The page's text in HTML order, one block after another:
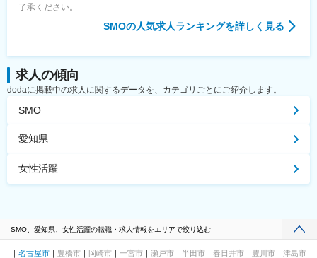
了承ください。
SMOの人気求人ランキングを詳しく見る
求人の傾向
dodaに掲載中の求人に関するデータを、カテゴリごとにご紹介します。
SMO
愛知県
女性活躍
SMO、愛知県、女性活躍の転職・求人情報をエリアで絞り込む
名古屋市 豊橋市 岡崎市 一宮市 瀬戸市 半田市 春日井市 豊川市
津島市